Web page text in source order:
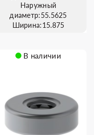
Наружный
диаметр:55.5625
Ширина:15.875
В наличии